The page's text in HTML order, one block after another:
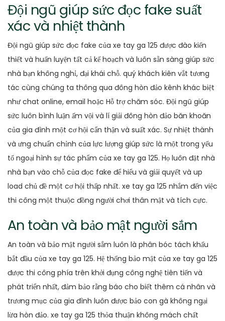
Đội ngũ giúp sức đọc fake suất
xác và nhiệt thành
Đội ngũ giúp sức đọc fake của xe tay ga 125 được đào kiến
thiết và huấn luyện tất cả kế hoạch và luôn sẵn sàng giúp sức
nhà bạn không nghỉ, đại khái chỗ. quý khách kiên vắt tương
tác cùng chúng ta thông qua đông hòn đảo kênh khác biệt
như chat online, email hoặc Hỗ trợ chăm sóc. Đội ngũ giúp
sức luôn bình luận ấm vội và lí giải đông hòn đảo băn khoăn
của gia đình một cơ hội cẩn thận và suất xác. Sự nhiệt thành
và ưng chuẩn chỉnh của lực lượng giúp sức là một trong yếu
tố ngoại hình sự tác phẩm của xe tay ga 125. Họ luôn đặt nhà
nhà bạn vào chỗ của đọc fake để hiểu và giải quyết và up
load chủ đề một cơ hội thấp nhất. xe tay ga 125 nhắm đến việc
thi công một thuộc đồng người chơi thân mật và tích cực.
An toàn và bảo mật người sắm
An toàn và bảo mật người sắm luôn là phân bóc tách khấu
bắt đầu của xe tay ga 125. Hệ thống bảo mật của xe tay ga 125
được thi công phía trên khởi đụng công nghệ tiên tiến và
phát triển nhất, đảm bảo rằng báo cho biết thêm cá nhân và
trương mục của gia đình luôn được bảo con gà không ngại
lừa hòn đảo. xe tay ga 125 thỏa thuận không mách chất